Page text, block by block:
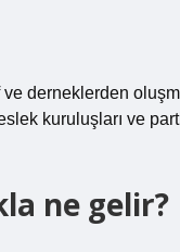
derneklerden
kuruluşları ve
ne gelir?